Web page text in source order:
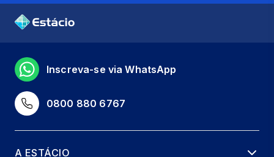
0800 880 6767
Inscreva-se via WhatsApp
A ESTÁCIO